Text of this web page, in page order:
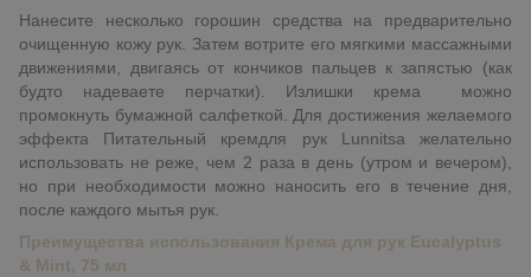
Нанесите несколько горошин средства на предварительно
очищенную кожу рук. Затем вотрите его мягкими массажными
движениями, двигаясь от кончиков пальцев к запястью (как
будто надеваете перчатки). Излишки крема
можно
промокнуть бумажной салфеткой.Для достижения желаемого
эффекта Питательный кремдля рук Lunnitsa желательно
использовать не реже, чем 2 раза в день (утром и вечером),
но при необходимости можно наносить его в течение дня,
после каждого мытья рук.
Преимущества использования Крема для рук Eucalyptus
& Mint, 75 мл